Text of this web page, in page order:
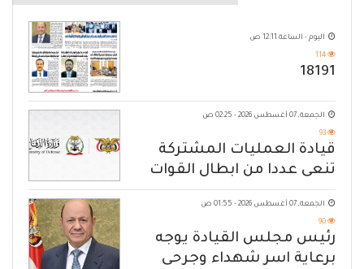
اليوم - الساعة 12:11 ص
114
18191
الجمعة, 07 أغسطس 2026 - 02:25 ص
93
قيادة العمليات المشتركة
تنعى عددا من ابطال القوات
المسلحة
الجمعة, 07 أغسطس 2026 - 01:55 ص
90
رئيس مجلس القيادة يوجه
برعاية اسر شهداء وجرحى